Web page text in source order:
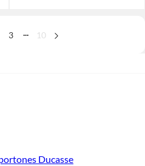
3 ... 10
Ducasse